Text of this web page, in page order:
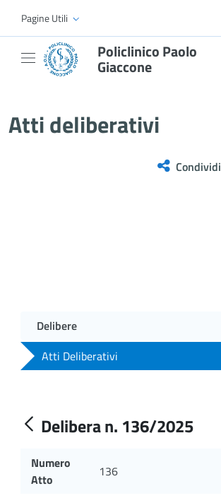
Skip to Main Content
Pagine Utili
Policlinico Paolo
Giaccone
Atti deliberativi
Condividi
Delibere
Atti Deliberativi
Delibera n. 136/2025
Numero
Atto
136